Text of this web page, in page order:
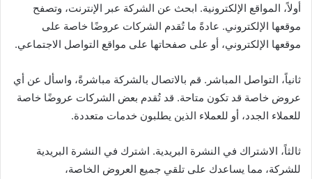
أولاً، المواقع الإلكترونية. ابحث عن الشركة عبر الإنترنت، وتصفح
موقعها الإلكتروني. عادةً ما تُقدم الشركات عروضًا خاصة على
موقعها الإلكتروني، أو على صفحاتها على مواقع التواصل الاجتماعي.
ثانياً، التواصل المباشر. قم بالاتصال بالشركة مباشرةً، واسأل عن أي
عروض خاصة قد تكون متاحة. قد تُقدم بعض الشركات عروضًا خاصة
للعملاء الجدد، أو للعملاء الذين يطلبون خدمات متعددة.
ثالثاً، الاشتراك في النشرة البريدية. اشترك في النشرة البريدية
للشركة، مما يساعدك على تلقي جميع العروض الخاصة،